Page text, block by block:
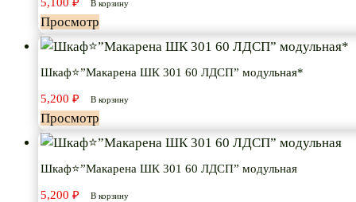
В корзину
Просмотр
Шкаф⭐”Макарена ШК 301 60 ЛДСП” модульная*
5,200 ₽ В корзину
Просмотр
Шкаф⭐”Макарена ШК 301 60 ЛДСП” модульная
5,200 ₽ В корзину